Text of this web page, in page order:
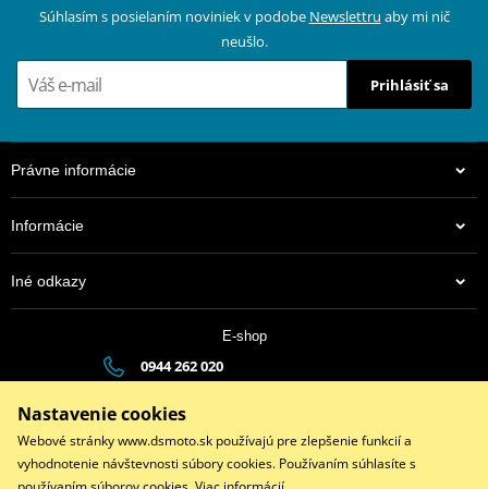
Súhlasím s posielaním noviniek v podobe Newslettru aby mi nič
neušlo.
Prihlásiť sa
Právne informácie
Informácie
Iné odkazy
E-shop
0944 262 020
Po-Pia (8:00 - 17:00) | So (9:00 - 12:00)
Nastavenie cookies
Webové stránky www.dsmoto.sk používajú pre zlepšenie funkcií a
vyhodnotenie návštevnosti súbory cookies. Používaním súhlasíte s